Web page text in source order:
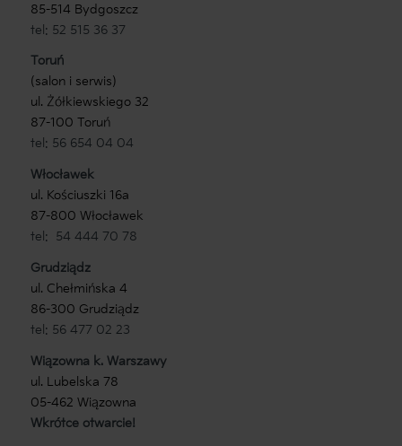
85-514 Bydgoszcz
tel: 52 515 36 37
Toruń
(salon i serwis)
ul. Żółkiewskiego 32
87-100 Toruń
tel: 56 654 04 04
Włocławek
ul. Kościuszki 16a
87-800 Włocławek
tel: 54 444 70 78
Grudziądz
ul. Chełmińska 4
86-300 Grudziądz
tel: 56 477 02 23
Wiązowna k. Warszawy
ul. Lubelska 78
05-462 Wiązowna
Wkrótce otwarcie!